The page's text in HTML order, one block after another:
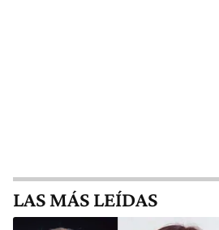
LAS MÁS LEÍDAS